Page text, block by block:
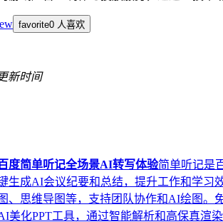
favorite0 人喜欢
新时间
度简单听记全场景AI转写体验简单听记是
生成AI会议纪要和总结，提升工作和学习效
、思维导图等，支持团队协作和AI绘图。
美化PPT工具，通过智能解析和高保真渲